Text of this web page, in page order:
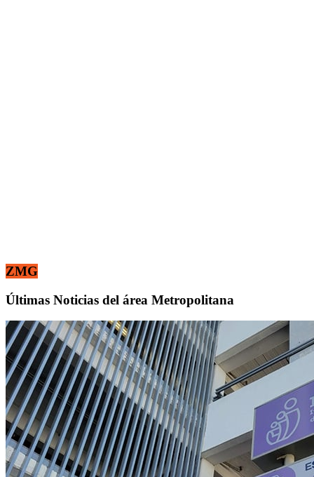
ZMG
Últimas Noticias del área Metropolitana